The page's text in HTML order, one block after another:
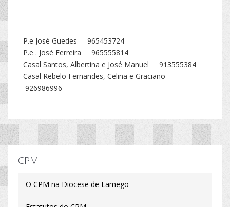
P.e José Guedes 965453724
P.e . José Ferreira 965555814
Casal Santos, Albertina e José Manuel 913555384
Casal Rebelo Fernandes, Celina e Graciano
926986996
CPM
O CPM na Diocese de Lamego